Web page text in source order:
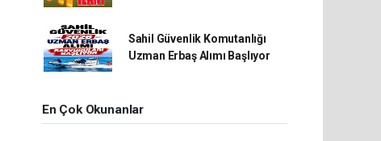
Sahil Güvenlik Komutanlığı
Uzman Erbaş Alımı Başlıyor
En Çok Okunanlar